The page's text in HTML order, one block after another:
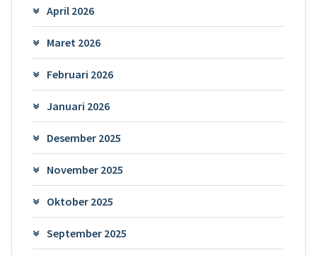
April 2026
Maret 2026
Februari 2026
Januari 2026
Desember 2025
November 2025
Oktober 2025
September 2025